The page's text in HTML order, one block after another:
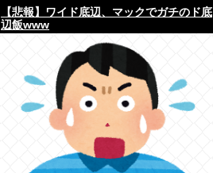
【悲報】ワイド底辺、マックでガチのド底
辺飯www